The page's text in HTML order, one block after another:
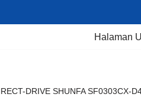
Halaman
DRIVE SHUNFA SF0303CX-